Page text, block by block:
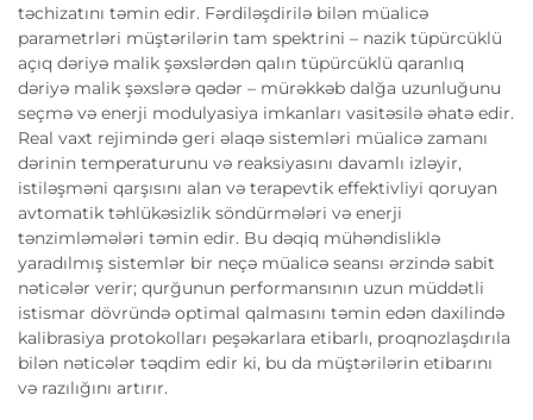
təchizatını təmin edir. Fərdiləşdirilə bilən müalicə
parametrləri müştərilərin tam spektrini – nazik tüpürcüklü
açıq dəriyə malik şəxslərdən qalın tüpürcüklü qaranlıq
dəriyə malik şəxslərə qədər – mürəkkəb dalğa uzunluğunu
seçmə və enerji modulyasiya imkanları vasitəsilə əhatə edir.
Real vaxt rejimində geri əlaqə sistemləri müalicə zamanı
dərinin temperaturunu və reaksiyasını davamlı izləyir,
istiləşməni qarşısını alan və terapevtik effektivliyi qoruyan
avtomatik təhlükəsizlik söndürmələri və enerji
tənzimləmələri təmin edir. Bu dəqiq mühəndisliklə
yaradılmış sistemlər bir neçə müalicə seansı ərzində sabit
nəticələr verir; qurğunun performansının uzun müddətli
istismar dövründə optimal qalmasını təmin edən daxilində
kalibrasiya protokolları peşəkarlara etibarlı, proqnozlaşdırıla
bilən nəticələr təqdim edir ki, bu da müştərilərin etibarını
və razılığını artırır.